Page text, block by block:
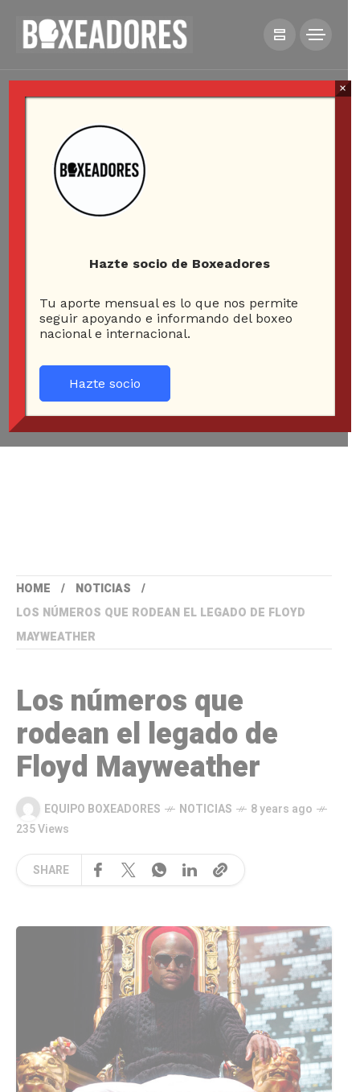
HOME
NOTICIAS
LOS NÚMEROS QUE RODEAN EL LEGADO DE FLOYD
MAYWEATHER
Los números que
rodean el legado de
Floyd Mayweather
EQUIPO BOXEADORES NOTICIAS
8 years ago
235 Views
SHARE
Hazte socio de Boxeadores
Tu aporte mensual es lo que nos permite
seguir apoyando e informando del boxeo
nacional e internacional.
Hazte socio
×